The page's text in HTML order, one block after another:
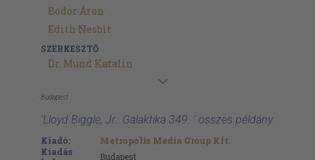
Bodor Áron
Edith Nesbit
SZERKESZTŐ
Dr. Mund Katalin
Budapest
'Lloyd Biggle, Jr.: Galaktika 349. ' összes példány
Kiadó:
Metropolis Media Group Kft.
Kiadás
Budapest